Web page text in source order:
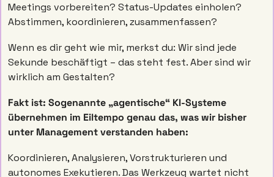
Meetings vorbereiten? Status-Updates einholen?
Abstimmen, koordinieren, zusammenfassen?
Wenn es dir geht wie mir, merkst du: Wir sind jede
Sekunde beschäftigt – das steht fest. Aber sind wir
wirklich am Gestalten?
Fakt ist: Sogenannte „agentische“ KI-Systeme
übernehmen im Eiltempo genau das, was wir bisher
unter Management verstanden haben:
Koordinieren, Analysieren, Vorstrukturieren und
autonomes Exekutieren. Das Werkzeug wartet nicht